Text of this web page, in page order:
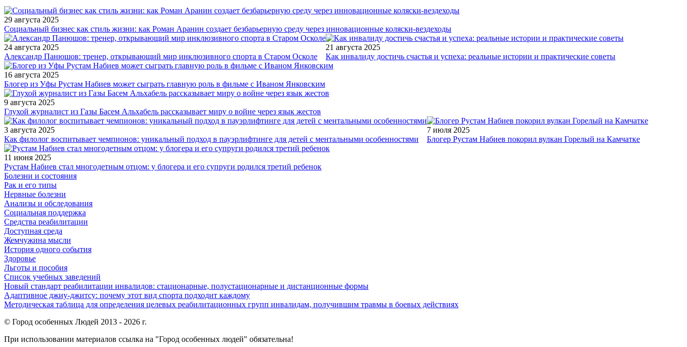
29 августа 2025
Социальный бизнес как стиль жизни: как Роман Аранин создает безбарьерную среду через инновационные коляски-вездеходы
24 августа 2025
Александр Панюшов: тренер, открывающий мир инклюзивного спорта в Старом Осколе
21 августа 2025
Как инвалиду достичь счастья и успеха: реальные истории и практические советы
16 августа 2025
Блогер из Уфы Рустам Набиев может сыграть главную роль в фильме с Иваном Янковским
9 августа 2025
Глухой журналист из Газы Басем Альхабель рассказывает миру о войне через язык жестов
3 августа 2025
Как филолог воспитывает чемпионов: уникальный подход в пауэрлифтинге для детей с ментальными особенностями
7 июля 2025
Блогер Рустам Набиев покорил вулкан Горелый на Камчатке
11 июня 2025
Рустам Набиев стал многодетным отцом: у блогера и его супруги родился третий ребенок
Болезни и состояния
Рак и его типы
Нервные болезни
Анализы и обследования
Социальная поддержка
Средства реабилитации
Доступная среда
Жемчужина мысли
История одного события
Здоровье
Льготы и пособия
Список учебных заведений
Новый стандарт реабилитации инвалидов: стационарные, полустационарные и дистанционные формы
Адаптивное джиу-джитсу: почему этот вид спорта подходит каждому
Методическая таблица для определения целевых реабилитационных групп инвалидам, получившим травмы в боевых действиях
© Город особенных Людей 2013 - 2026 г.
При использовании материалов ссылка на "Город особенных людей" обязательна!